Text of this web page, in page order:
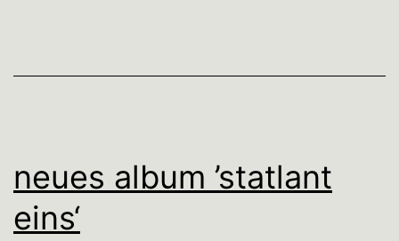
neues album ’statlant
eins‘